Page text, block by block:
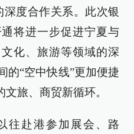
度合作关系。此次银
将进一步促进宁夏与
化、旅游等领域的深
的“空中快线”更加便捷
旅、商贸新循环。
往赴港参加展会、路